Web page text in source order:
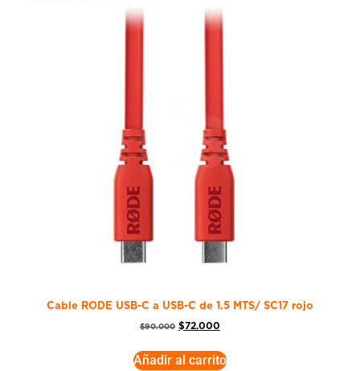
Cable RODE USB-C a USB-C de 1.5 MTS/ SC17 rojo
$90.000 $72.000
Añadir al carrito